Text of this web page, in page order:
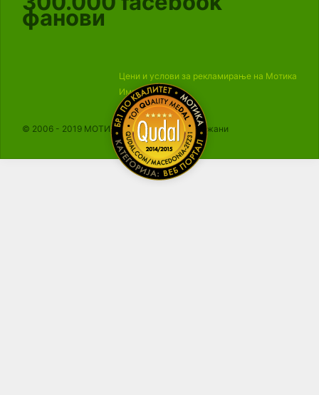
фанови
Цени и услови за рекламирање на Мотика
Импресум
© 2006 - 2019 МОТИКА, Сите права се задржани